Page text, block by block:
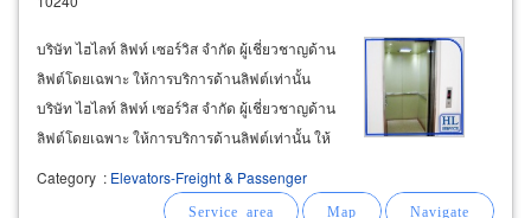
บริษัท ไฮไลท์ ลิฟท์ เซอร์วิส จำกัด ผู้เชี่ยวชาญด้าน
ลิฟต์โดยเฉพาะ ให้การบริการด้านลิฟต์เท่านั้น
บริษัท ไฮไลท์ ลิฟท์ เซอร์วิส จำกัด ผู้เชี่ยวชาญด้าน
ลิฟต์โดยเฉพาะ ให้การบริการด้านลิฟต์เท่านั้น ให้
ลิฟต์ขนส่ง ลิฟต์รถยนต์ ลิฟต์พยาบาล ลิฟต์โดยสาร
Category : Elevators-Freight & Passenger